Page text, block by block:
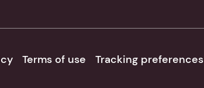
Terms of use Tracking preferences